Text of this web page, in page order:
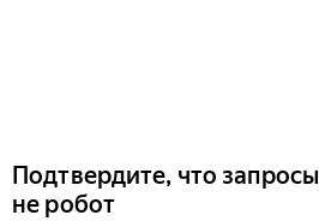
Подтвердите, что
не робот